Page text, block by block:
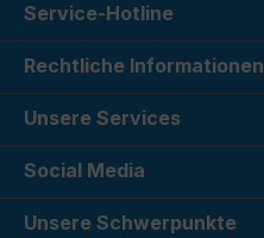
Service-Hotline
Rechtliche Informationen
Unsere Services
Social Media
Unsere Schwerpunkte